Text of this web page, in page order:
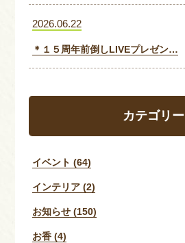
2026.06.22
＊１５周年前倒しLIVEプレゼン…
カテゴリー
イベント (64)
インテリア (2)
お知らせ (150)
お香 (4)